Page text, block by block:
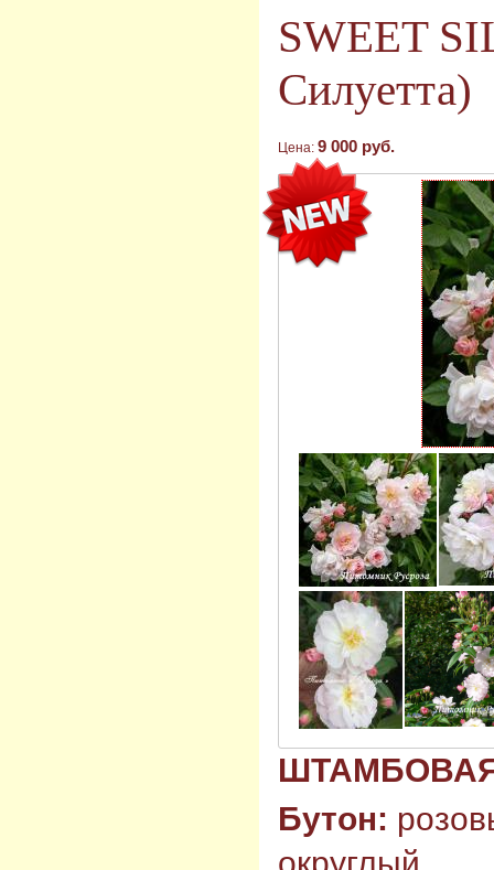
SWEET
Силуетта)
Цена: 9 000 руб.
ШТАМБОВАЯ
Бутон: